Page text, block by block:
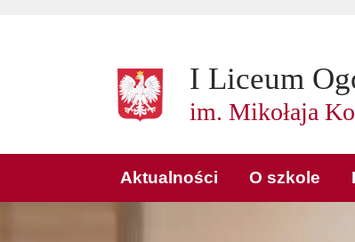
I Liceum
im. Mikołaja
Aktualności O szkole